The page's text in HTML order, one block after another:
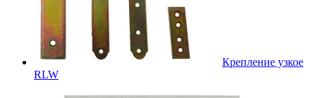
Крепление узкое
RLW